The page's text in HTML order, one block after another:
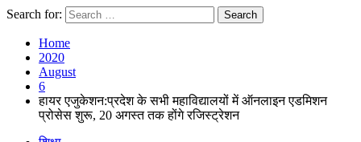
Search for:
Home
2020
August
6
हायर एजुकेशन:प्रदेश के सभी महाविद्यालयों में ऑनलाइन एडमिशन
प्रोसेस शुरू, 20 अगस्त तक होंगे रजिस्ट्रेशन